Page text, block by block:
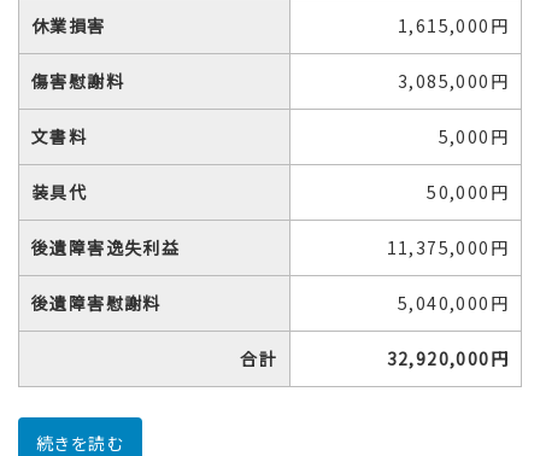
休業損害 1,615,000円
傷害慰謝料 3,085,000円
文書料 5,000円
装具代 50,000円
後遺障害逸失利益 11,375,000円
後遺障害慰謝料 5,040,000円
合計 32,920,000円
続きを読む